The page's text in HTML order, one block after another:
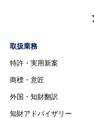
取扱業務
特許・実用新案
商標・意匠
外国・知財翻訳
知財アドバイザリー